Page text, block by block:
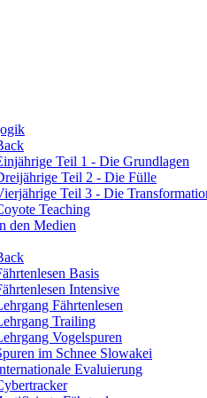
Teil 1 - Die Grundlagen
Teil 2 - Die Fülle
Teil 3 - Die
Teaching
den Medien
Basis
Intensive
Fährtenlesen
Trailing
Vogelspuren
im Schnee Slowakei
Evaluierung